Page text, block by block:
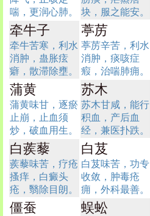
喘，更润心肺。
块，服之能安。
牵牛子
牵牛苦寒，利水
消肿，蛊胀痃
癖，散滞除壅。
葶苈
葶苈辛苦，利水
消肿，痰咳症
瘕，治喘肺痈。
蒲黄
蒲黄味甘，逐瘀
止崩，止血须
炒，破血用生。
苏木
苏木甘咸，能行
积血，产后血
经，兼医扑跌。
白蒺藜
蒺藜味苦，疗疮
搔痒，白癜头
疮，翳除目朗。
白芨
白芨味苦，功专
收敛，肿毒疮
痈，外科最善。
僵蚕 蜈蚣